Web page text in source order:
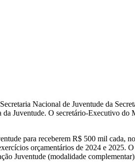
Nacional de Juventude da
Juventude. O secretário-Executivo
para receberem R$ 500 mil cada,
orçamentários de 2024 e 2025.
Juventude (modalidade